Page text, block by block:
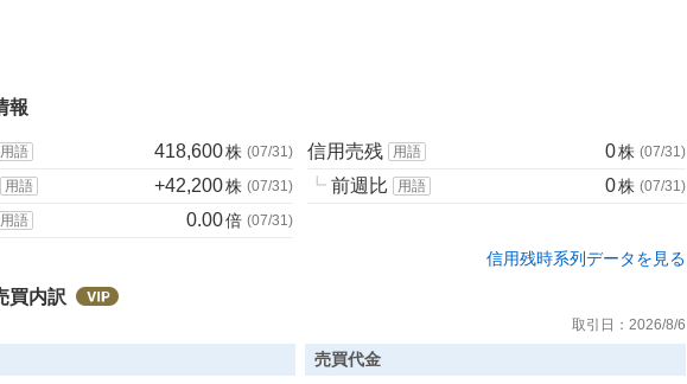
報
用語 418,600株 (07/31 )
用語 +42,200株 (07/31 )
用語 0.00倍 (07/31 )
信用売残 用語 0株 (07/31 )
┗ 前週比 用語 0株 (07/31 )
信用残時系列データを見る
買内訳
取引日： 2026/8/6
売買代金